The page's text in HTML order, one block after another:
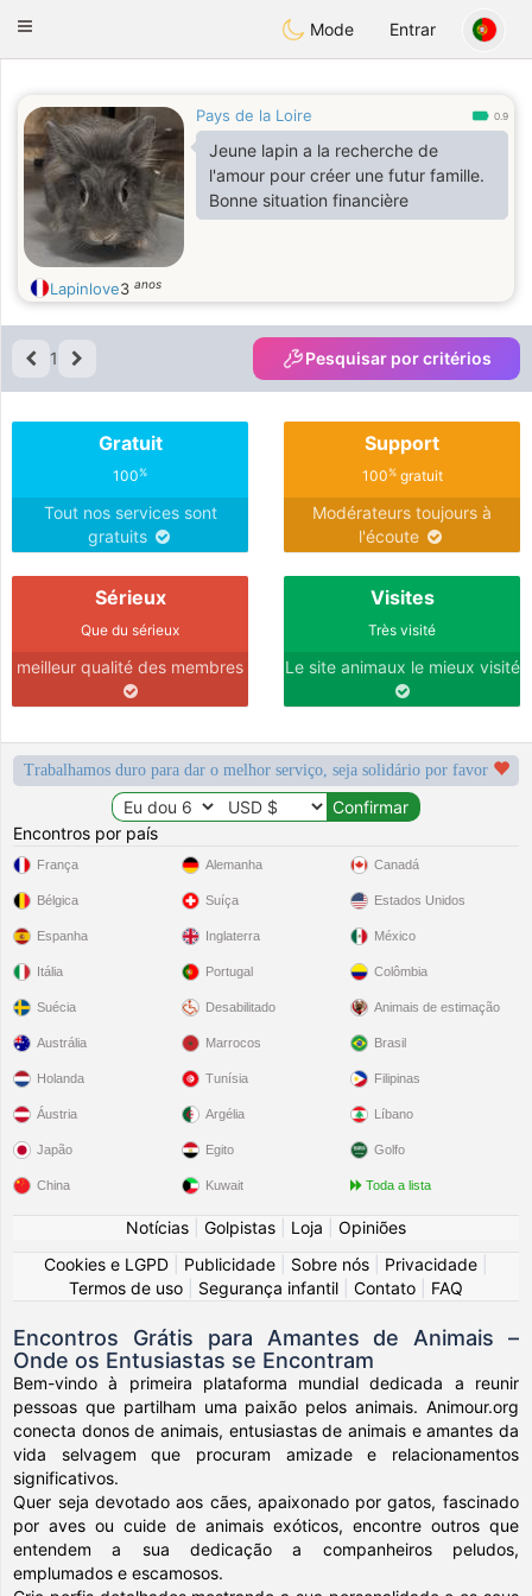
Animour
Toggle
Mode Entrar
Pays de la Loire 0.9
Jeune lapin a la recherche de
l'amour pour créer une futur famille.
Bonne situation financière
Lapinlove3 anos
1 Pesquisar por critérios
Gratuit
100%
Tout nos services sont
gratuits
Support
100%gratuit
Modérateurs toujours à
l'écoute
Sérieux
Que du sérieux
meilleur qualité des membres
Visites
Très visité
Le site animaux le mieux visité
Trabalhamos duro para dar o melhor serviço, seja solidário por favor
Encontros por país
França
Bélgica
Espanha
Itália
Suécia
Alemanha
Suíça
Inglaterra
Portugal
Desabilitado
Canadá
Estados Unidos
México
Colômbia
Animais de estimação
Austrália
Holanda
Áustria
Japão
China
Marrocos
Tunísia
Argélia
Egito
Kuwait
Brasil
Filipinas
Líbano
Golfo
Toda a lista
Notícias Golpistas Loja
Opiniões
Cookies e LGPD
Publicidade Sobre nós Privacidade
Termos de uso
Segurança infantil Contato FAQ
Encontros Grátis para Amantes de Animais –
Onde os Entusiastas se Encontram
Bem-vindo à primeira plataforma mundial dedicada a reunir
pessoas que partilham uma paixão pelos animais. Animour.org
conecta donos de animais, entusiastas de animais e amantes da
vida selvagem que procuram amizade e relacionamentos
significativos.
Quer seja devotado aos cães, apaixonado por gatos, fascinado
por aves ou cuide de animais exóticos, encontre outros que
entendem a sua dedicação a companheiros peludos,
emplumados e escamosos.